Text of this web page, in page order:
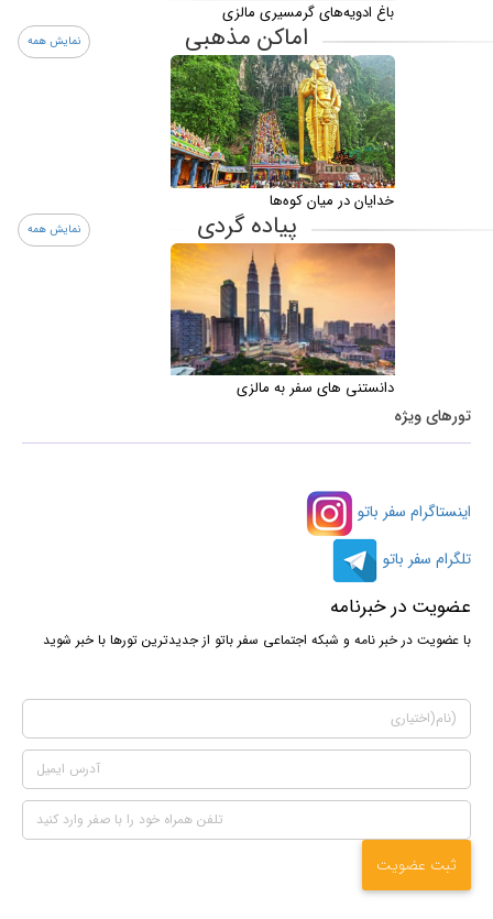
باغ ادویه‌های گرمسیری مالزی
اماکن مذهبی نمایش همه
خدایان در میان کوه‌ها
پیاده گردی نمایش همه
دانستنی های سفر به مالزی
تورهای ویژه
اینستاگرام سفر باتو
تلگرام سفر باتو
عضویت در خبرنامه
با عضویت در خبر نامه و شبکه اجتماعی سفر باتو از جدیدترین تورها با خبر شوید
ثبت عضویت